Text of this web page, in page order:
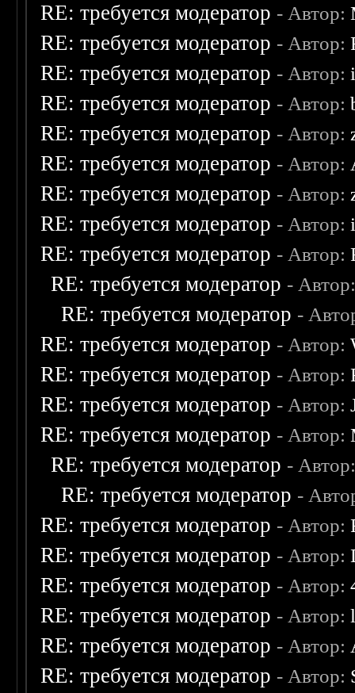
RE: требуется модератор - Автор:
RE: требуется модератор - Автор:
RE: требуется модератор - Автор:
RE: требуется модератор - Автор:
RE: требуется модератор - Автор:
RE: требуется модератор - Автор:
RE: требуется модератор - Автор:
RE: требуется модератор - Автор:
RE: требуется модератор - Автор:
RE: требуется модератор -
RE: требуется модератор -
RE: требуется модератор - Автор:
RE: требуется модератор - Автор:
RE: требуется модератор - Автор:
RE: требуется модератор - Автор:
RE: требуется модератор -
RE: требуется модератор -
RE: требуется модератор - Автор:
RE: требуется модератор - Автор:
RE: требуется модератор - Автор:
RE: требуется модератор - Автор:
RE: требуется модератор - Автор:
RE: требуется модератор - Автор: